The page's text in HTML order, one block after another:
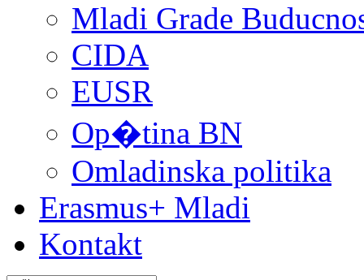
Mladi Grade
CIDA
EUSR
Op�tina BN
Omladinska politika
Erasmus+ Mladi
Kontakt